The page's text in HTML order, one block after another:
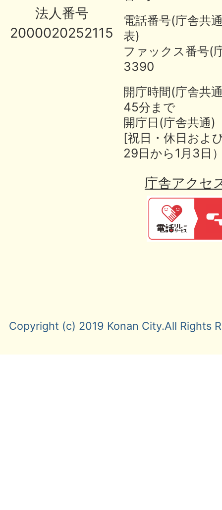
法人番号
2000020252115
電話番号(庁舎共
表)
ファックス番号(
3390
開庁時間(庁舎共
45分まで
開庁日(庁舎共通)
[祝日・休日およ
29日から1月3日
庁舎アクセ
Copyright (c) 2019 Konan City.All Rights